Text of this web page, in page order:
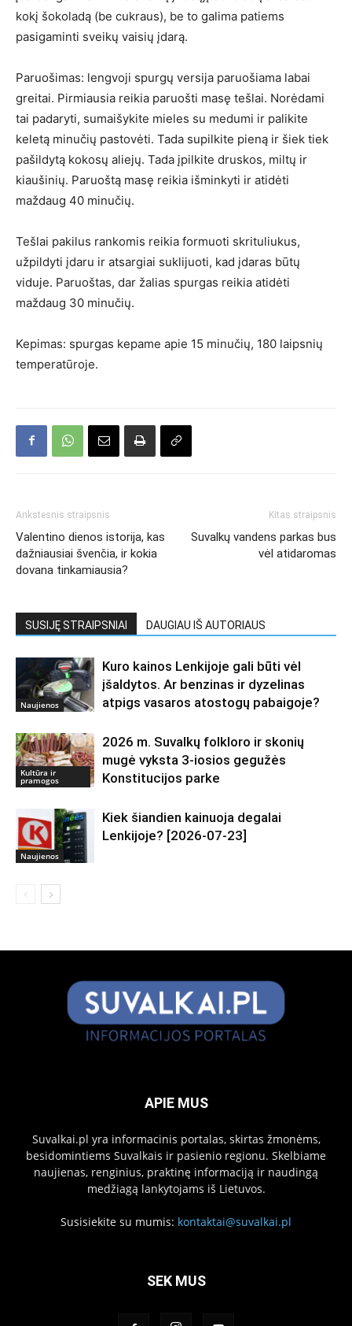
kokį šokoladą (be cukraus), be to galima patiems
pasigaminti sveikų vaisių įdarą.
Paruošimas: lengvoji spurgų versija paruošiama labai
greitai. Pirmiausia reikia paruošti masę tešlai. Norėdami
tai padaryti, sumaišykite mieles su medumi ir palikite
keletą minučių pastovėti. Tada supilkite pieną ir šiek tiek
pašildytą kokosų aliejų. Tada įpilkite druskos, miltų ir
kiaušinių. Paruoštą masę reikia išminkyti ir atidėti
maždaug 40 minučių.
Tešlai pakilus rankomis reikia formuoti skrituliukus,
užpildyti įdaru ir atsargiai suklijuoti, kad įdaras būtų
viduje. Paruoštas, dar žalias spurgas reikia atidėti
maždaug 30 minučių.
Kepimas: spurgas kepame apie 15 minučių, 180 laipsnių
temperatūroje.
Ankstesnis straipsnis
Valentino dienos istorija, kas
dažniausiai švenčia, ir kokia
dovana tinkamiausia?
Kitas straipsnis
Suvalkų vandens parkas bus
vėl atidaromas
SUSIJĘ STRAIPSNIAI DAUGIAU IŠ AUTORIAUS
Naujienos
Kuro kainos Lenkijoje gali būti vėl
įšaldytos. Ar benzinas ir dyzelinas
atpigs vasaros atostogų pabaigoje?
Kultūra ir
pramogos
2026 m. Suvalkų folkloro ir skonių
mugė vyksta 3-iosios gegužės
Konstitucijos parke
Naujienos
Kiek šiandien kainuoja degalai
Lenkijoje? [2026-07-23]
APIE MUS
Suvalkai.pl yra informacinis portalas, skirtas žmonėms,
besidomintiems Suvalkais ir pasienio regionu. Skelbiame
naujienas, renginius, praktinę informaciją ir naudingą
medžiagą lankytojams iš Lietuvos.
Susisiekite su mumis: kontaktai@suvalkai.pl
SEK MUS